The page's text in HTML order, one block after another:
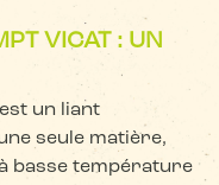
VICAT : UN
un liant
seule matière,
basse température